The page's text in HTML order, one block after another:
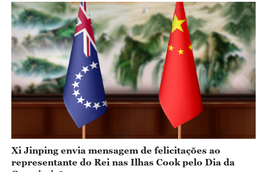
Xi Jinping envia mensagem de felicitações ao
representante do Rei nas Ilhas Cook pelo Dia da